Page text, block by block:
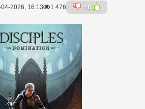
2026, 16:13 1 476 +1